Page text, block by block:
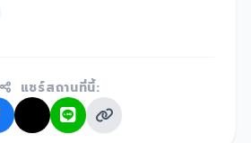
แชร์สถานที่นี้: